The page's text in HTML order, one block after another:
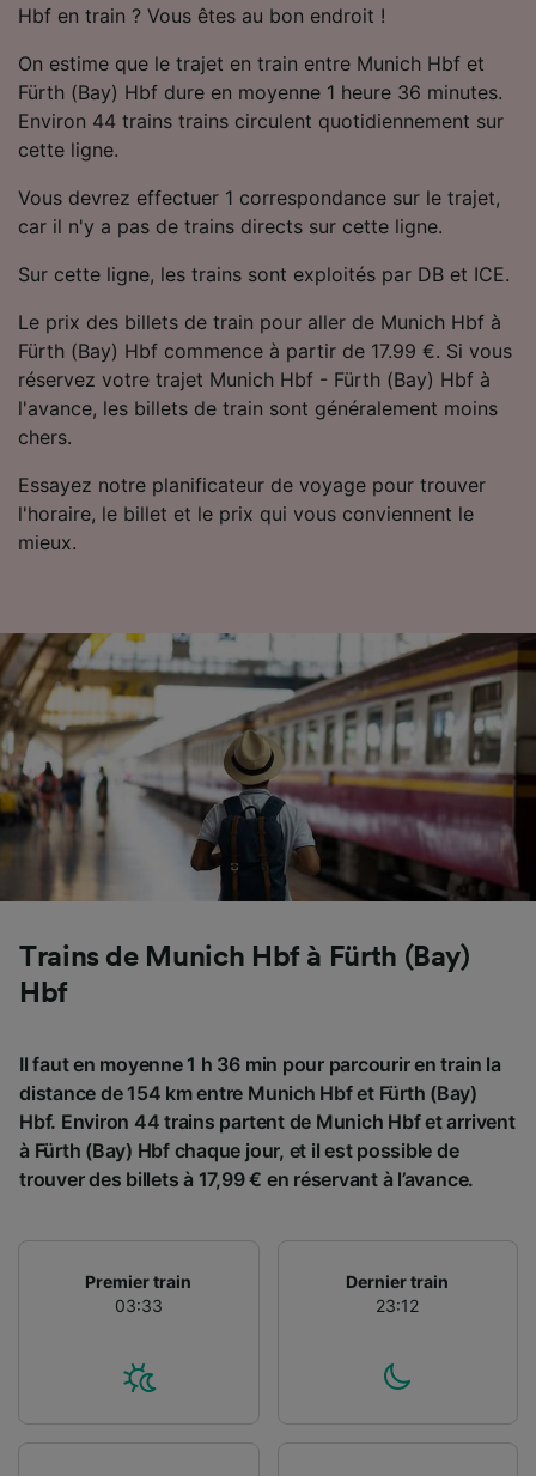
Hbf en train ? Vous êtes au bon endroit !
On estime que le trajet en train entre Munich Hbf et
Fürth (Bay) Hbf dure en moyenne 1 heure 36 minutes.
Environ 44 trains trains circulent quotidiennement sur
cette ligne.
Vous devrez effectuer 1 correspondance sur le trajet,
car il n'y a pas de trains directs sur cette ligne.
Sur cette ligne, les trains sont exploités par DB et ICE.
Le prix des billets de train pour aller de Munich Hbf à
Fürth (Bay) Hbf commence à partir de 17.99 €. Si vous
réservez votre trajet Munich Hbf - Fürth (Bay) Hbf à
l'avance, les billets de train sont généralement moins
chers.
Essayez notre planificateur de voyage pour trouver
l'horaire, le billet et le prix qui vous conviennent le
mieux.
Trains de Munich Hbf à Fürth (Bay)
Hbf
Il faut en moyenne 1 h 36 min pour parcourir en train la
distance de 154 km entre Munich Hbf et Fürth (Bay)
Hbf. Environ 44 trains partent de Munich Hbf et arrivent
à Fürth (Bay) Hbf chaque jour, et il est possible de
trouver des billets à 17,99 € en réservant à l’avance.
Premier train
03:33
Dernier train
23:12
Utiliser des données de géolocalisation
caractéristiques de l’appareil pour
l’identification. Stocker et/ou accéder à des
informations sur un appareil. Publicités et
contenu personnalisés, mesure de
performance des publicités et du contenu,
études d’audience et développement de
services.